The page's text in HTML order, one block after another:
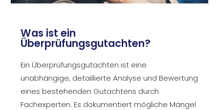
Was ist ein
Überprüfungsgutachten?
Ein Überprüfungsgutachten ist eine
unabhängige, detaillierte Analyse und Bewertung
eines bestehenden Gutachtens durch
Fachexperten. Es dokumentiert mögliche Mängel